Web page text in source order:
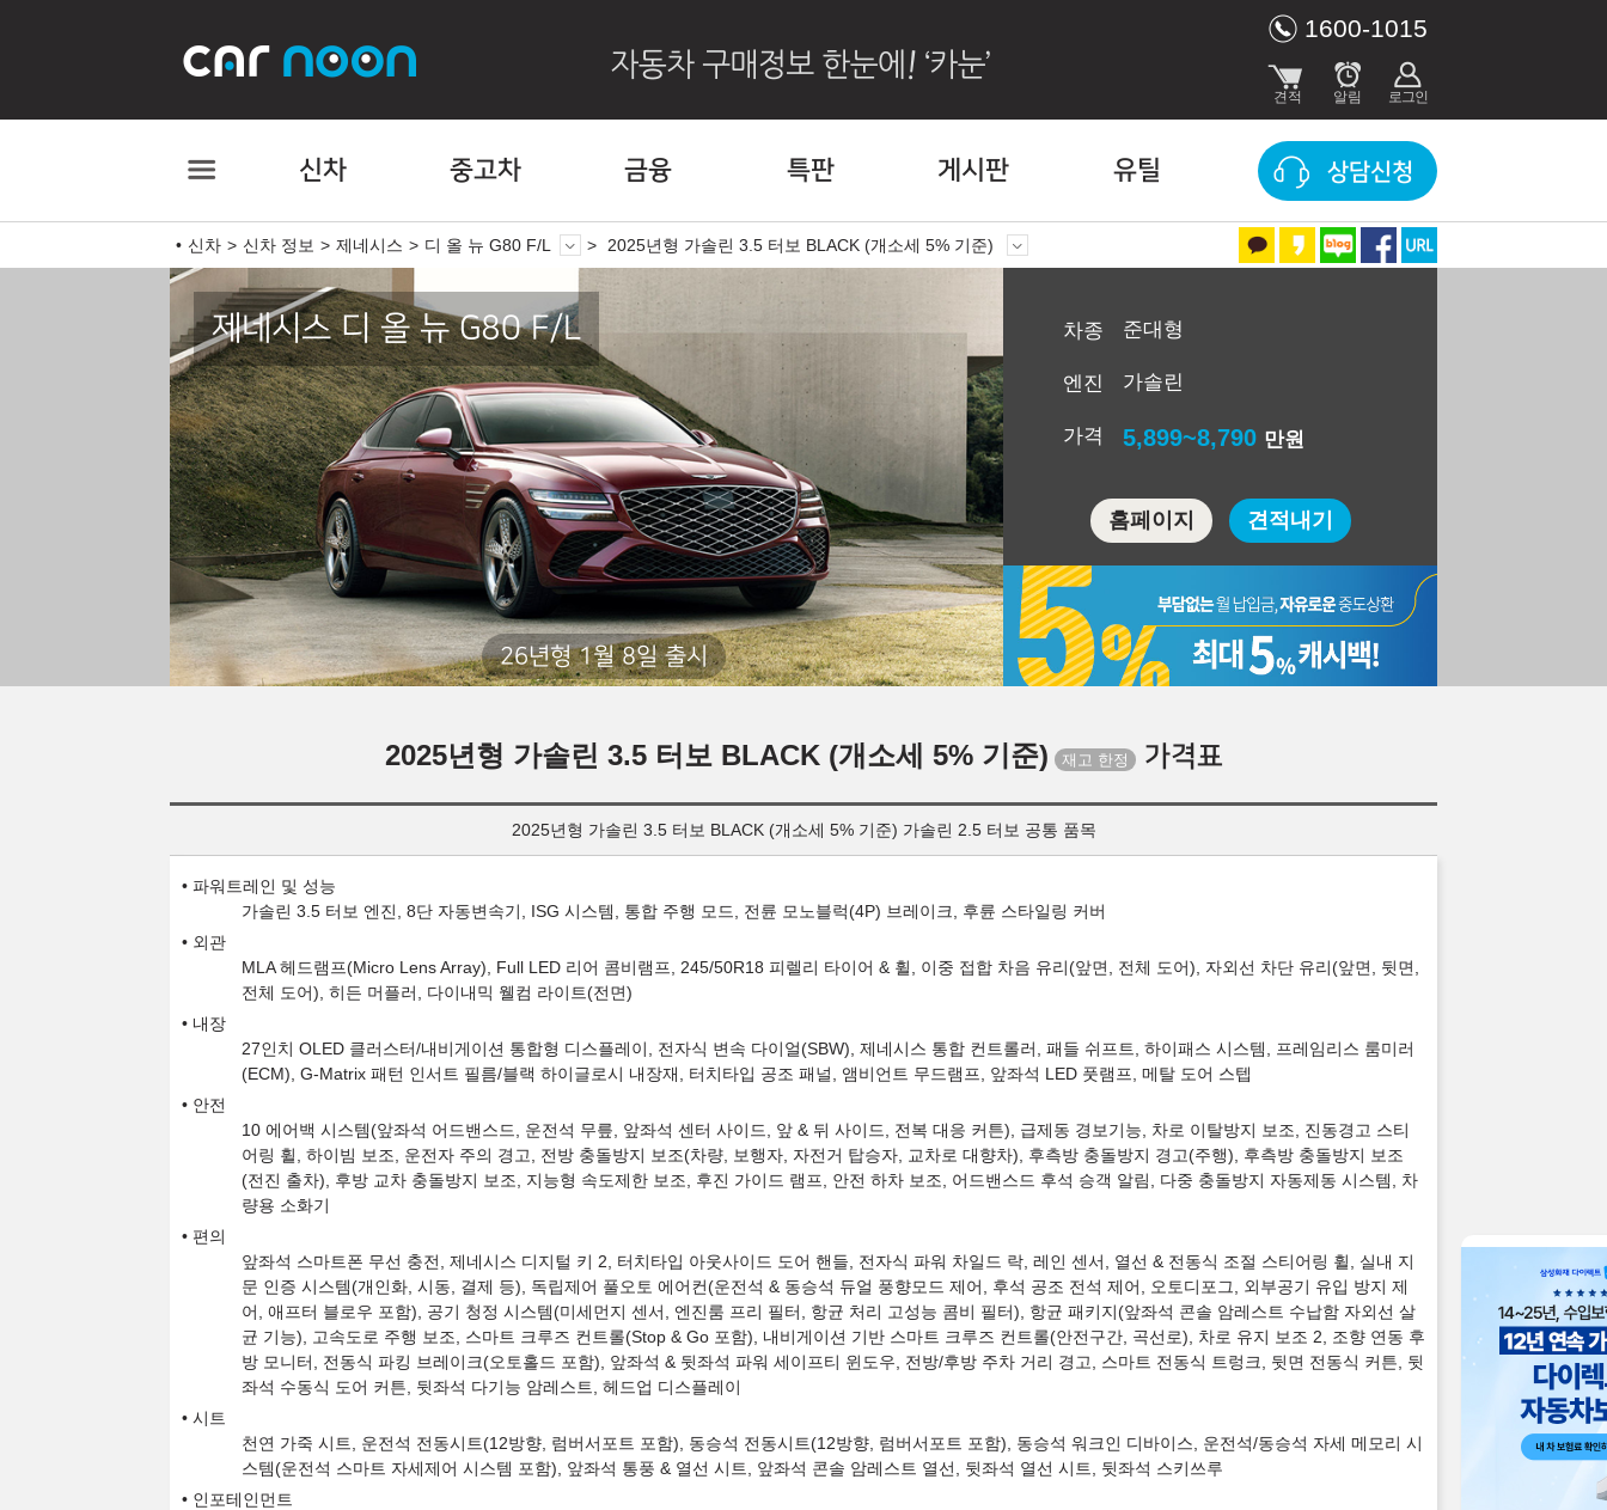
1600-1015
신차 중고차 금융 특판 게시판 유틸 상담신청
신차 신차 정보 제네시스 디 올 뉴 G80 F/L 2025년형 가솔린 3.5 터보 BLACK (개소세 5% 기준)
제네시스 디 올 뉴 G80 F/L
26년형 1월 8일 출시
차종 준대형
엔진 가솔린
가격 5,899~8,790 만원
홈페이지 견적내기
2025년형 가솔린 3.5 터보 BLACK (개소세 5% 기준) 가격표
2025년형 가솔린 3.5 터보 BLACK (개소세 5% 기준) 가솔린 2.5 터보 공통 품목
파워트레인 및 성능
가솔린 3.5 터보 엔진, 8단 자동변속기, ISG 시스템, 통합 주행 모드, 전륜 모노블럭(4P) 브레이크, 후륜 스타일링 커버
외관
MLA 헤드램프(Micro Lens Array), Full LED 리어 콤비램프, 245/50R18 피렐리 타이어 & 휠, 이중 접합 차음 유리(앞면, 전체 도어), 자외선 차단 유리(앞면, 뒷면,
전체 도어), 히든 머플러, 다이내믹 웰컴 라이트(전면)
내장
27인치 OLED 클러스터/내비게이션 통합형 디스플레이, 전자식 변속 다이얼(SBW), 제네시스 통합 컨트롤러, 패들 쉬프트, 하이패스 시스템, 프레임리스 룸미러
(ECM), G-Matrix 패턴 인서트 필름/블랙 하이글로시 내장재, 터치타입 공조 패널, 앰비언트 무드램프, 앞좌석 LED 풋램프, 메탈 도어 스텝
안전
10 에어백 시스템(앞좌석 어드밴스드, 운전석 무릎, 앞좌석 센터 사이드, 앞 & 뒤 사이드, 전복 대응 커튼), 급제동 경보기능, 차로 이탈방지 보조, 진동경고 스티
어링 휠, 하이빔 보조, 운전자 주의 경고, 전방 충돌방지 보조(차량, 보행자, 자전거 탑승자, 교차로 대향차), 후측방 충돌방지 경고(주행), 후측방 충돌방지 보조
(전진 출차), 후방 교차 충돌방지 보조, 지능형 속도제한 보조, 후진 가이드 램프, 안전 하차 보조, 어드밴스드 후석 승객 알림, 다중 충돌방지 자동제동 시스템, 차
량용 소화기
편의
앞좌석 스마트폰 무선 충전, 제네시스 디지털 키 2, 터치타입 아웃사이드 도어 핸들, 전자식 파워 차일드 락, 레인 센서, 열선 & 전동식 조절 스티어링 휠, 실내 지
문 인증 시스템(개인화, 시동, 결제 등), 독립제어 풀오토 에어컨(운전석 & 동승석 듀얼 풍향모드 제어, 후석 공조 전석 제어, 오토디포그, 외부공기 유입 방지 제
어, 애프터 블로우 포함), 공기 청정 시스템(미세먼지 센서, 엔진룸 프리 필터, 항균 처리 고성능 콤비 필터), 항균 패키지(앞좌석 콘솔 암레스트 수납함 자외선 살
균 기능), 고속도로 주행 보조, 스마트 크루즈 컨트롤(Stop & Go 포함), 내비게이션 기반 스마트 크루즈 컨트롤(안전구간, 곡선로), 차로 유지 보조 2, 조향 연동 후
방 모니터, 전동식 파킹 브레이크(오토홀드 포함), 앞좌석 & 뒷좌석 파워 세이프티 윈도우, 전방/후방 주차 거리 경고, 스마트 전동식 트렁크, 뒷면 전동식 커튼, 뒷
좌석 수동식 도어 커튼, 뒷좌석 다기능 암레스트, 헤드업 디스플레이
시트
천연 가죽 시트, 운전석 전동시트(12방향, 럼버서포트 포함), 동승석 전동시트(12방향, 럼버서포트 포함), 동승석 워크인 디바이스, 운전석/동승석 자세 메모리 시
스템(운전석 스마트 자세제어 시스템 포함), 앞좌석 통풍 & 열선 시트, 앞좌석 콘솔 암레스트 열선, 뒷좌석 열선 시트, 뒷좌석 스키쓰루
인포테인먼트